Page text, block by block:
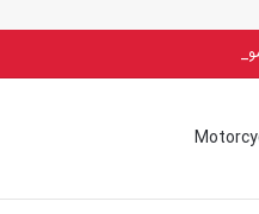
به پایان می‌رسد؟